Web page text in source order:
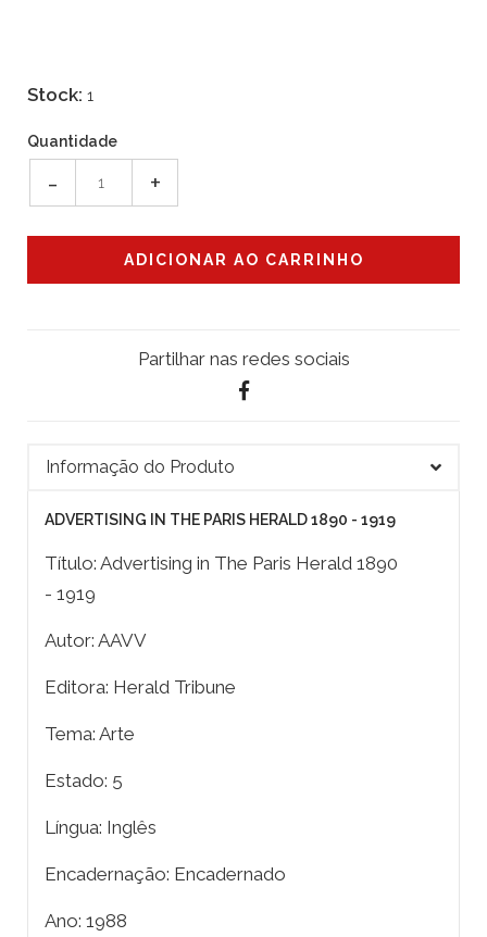
Stock: 1
Quantidade
- +
Partilhar nas redes sociais
Informação do Produto
ADVERTISING IN THE PARIS HERALD 1890 - 1919
Título: Advertising in The Paris Herald 1890
- 1919
Autor: AAVV
Editora: Herald Tribune
Tema: Arte
Estado: 5
Língua: Inglês
Encadernação: Encadernado
Ano: 1988